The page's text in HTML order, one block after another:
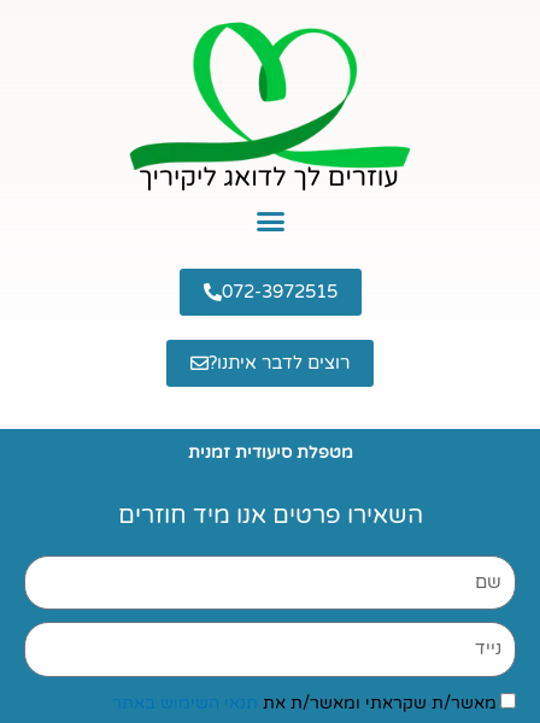
072-3972515
רוצים לדבר איתנו?
מטפלת סיעודית זמנית
השאירו פרטים אנו מיד חוזרים
שם
נייד
הסכמה
מאשר/ת שקראתי ומאשר/ת את תנאי השימוש באתר